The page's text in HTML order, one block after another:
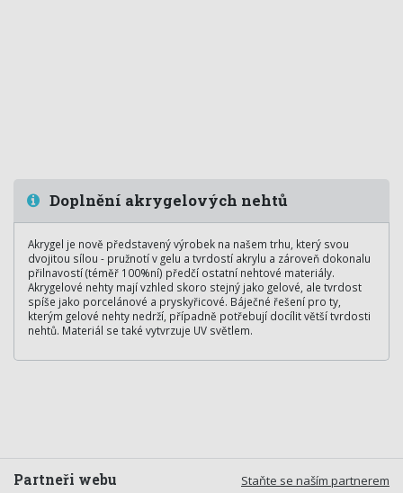
Doplnění akrygelových nehtů
Akrygel je nově představený výrobek na našem trhu, který svou
dvojitou sílou - pružnotí v gelu a tvrdostí akrylu a zároveň dokonalu
přilnavostí (téměř 100%ní) předčí ostatní nehtové materiály.
Akrygelové nehty mají vzhled skoro stejný jako gelové, ale tvrdost
spíše jako porcelánové a pryskyřicové. Báječné řešení pro ty,
kterým gelové nehty nedrží, případně potřebují docílit větší tvrdosti
nehtů. Materiál se také vytvrzuje UV světlem.
Staňte se naším partnerem
Partneři webu